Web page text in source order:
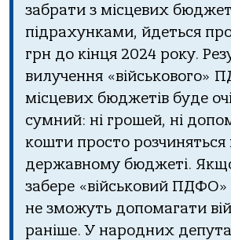
забрати з місцевих
підрахунками, йдеться
грн до кінця 2024 року.
вилучення «військового»
місцевих бюджетів буде
сумний: ні грошей, ні
кошти просто розчиняться
державному бюджеті.
забере «військовий
не зможуть допомагати
раніше. У народних